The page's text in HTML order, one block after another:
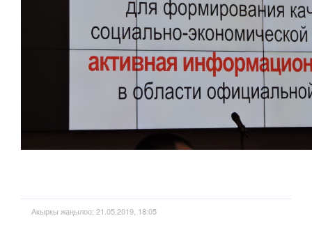
Акыркы жаңылоо: 21.05.2019, 18:05